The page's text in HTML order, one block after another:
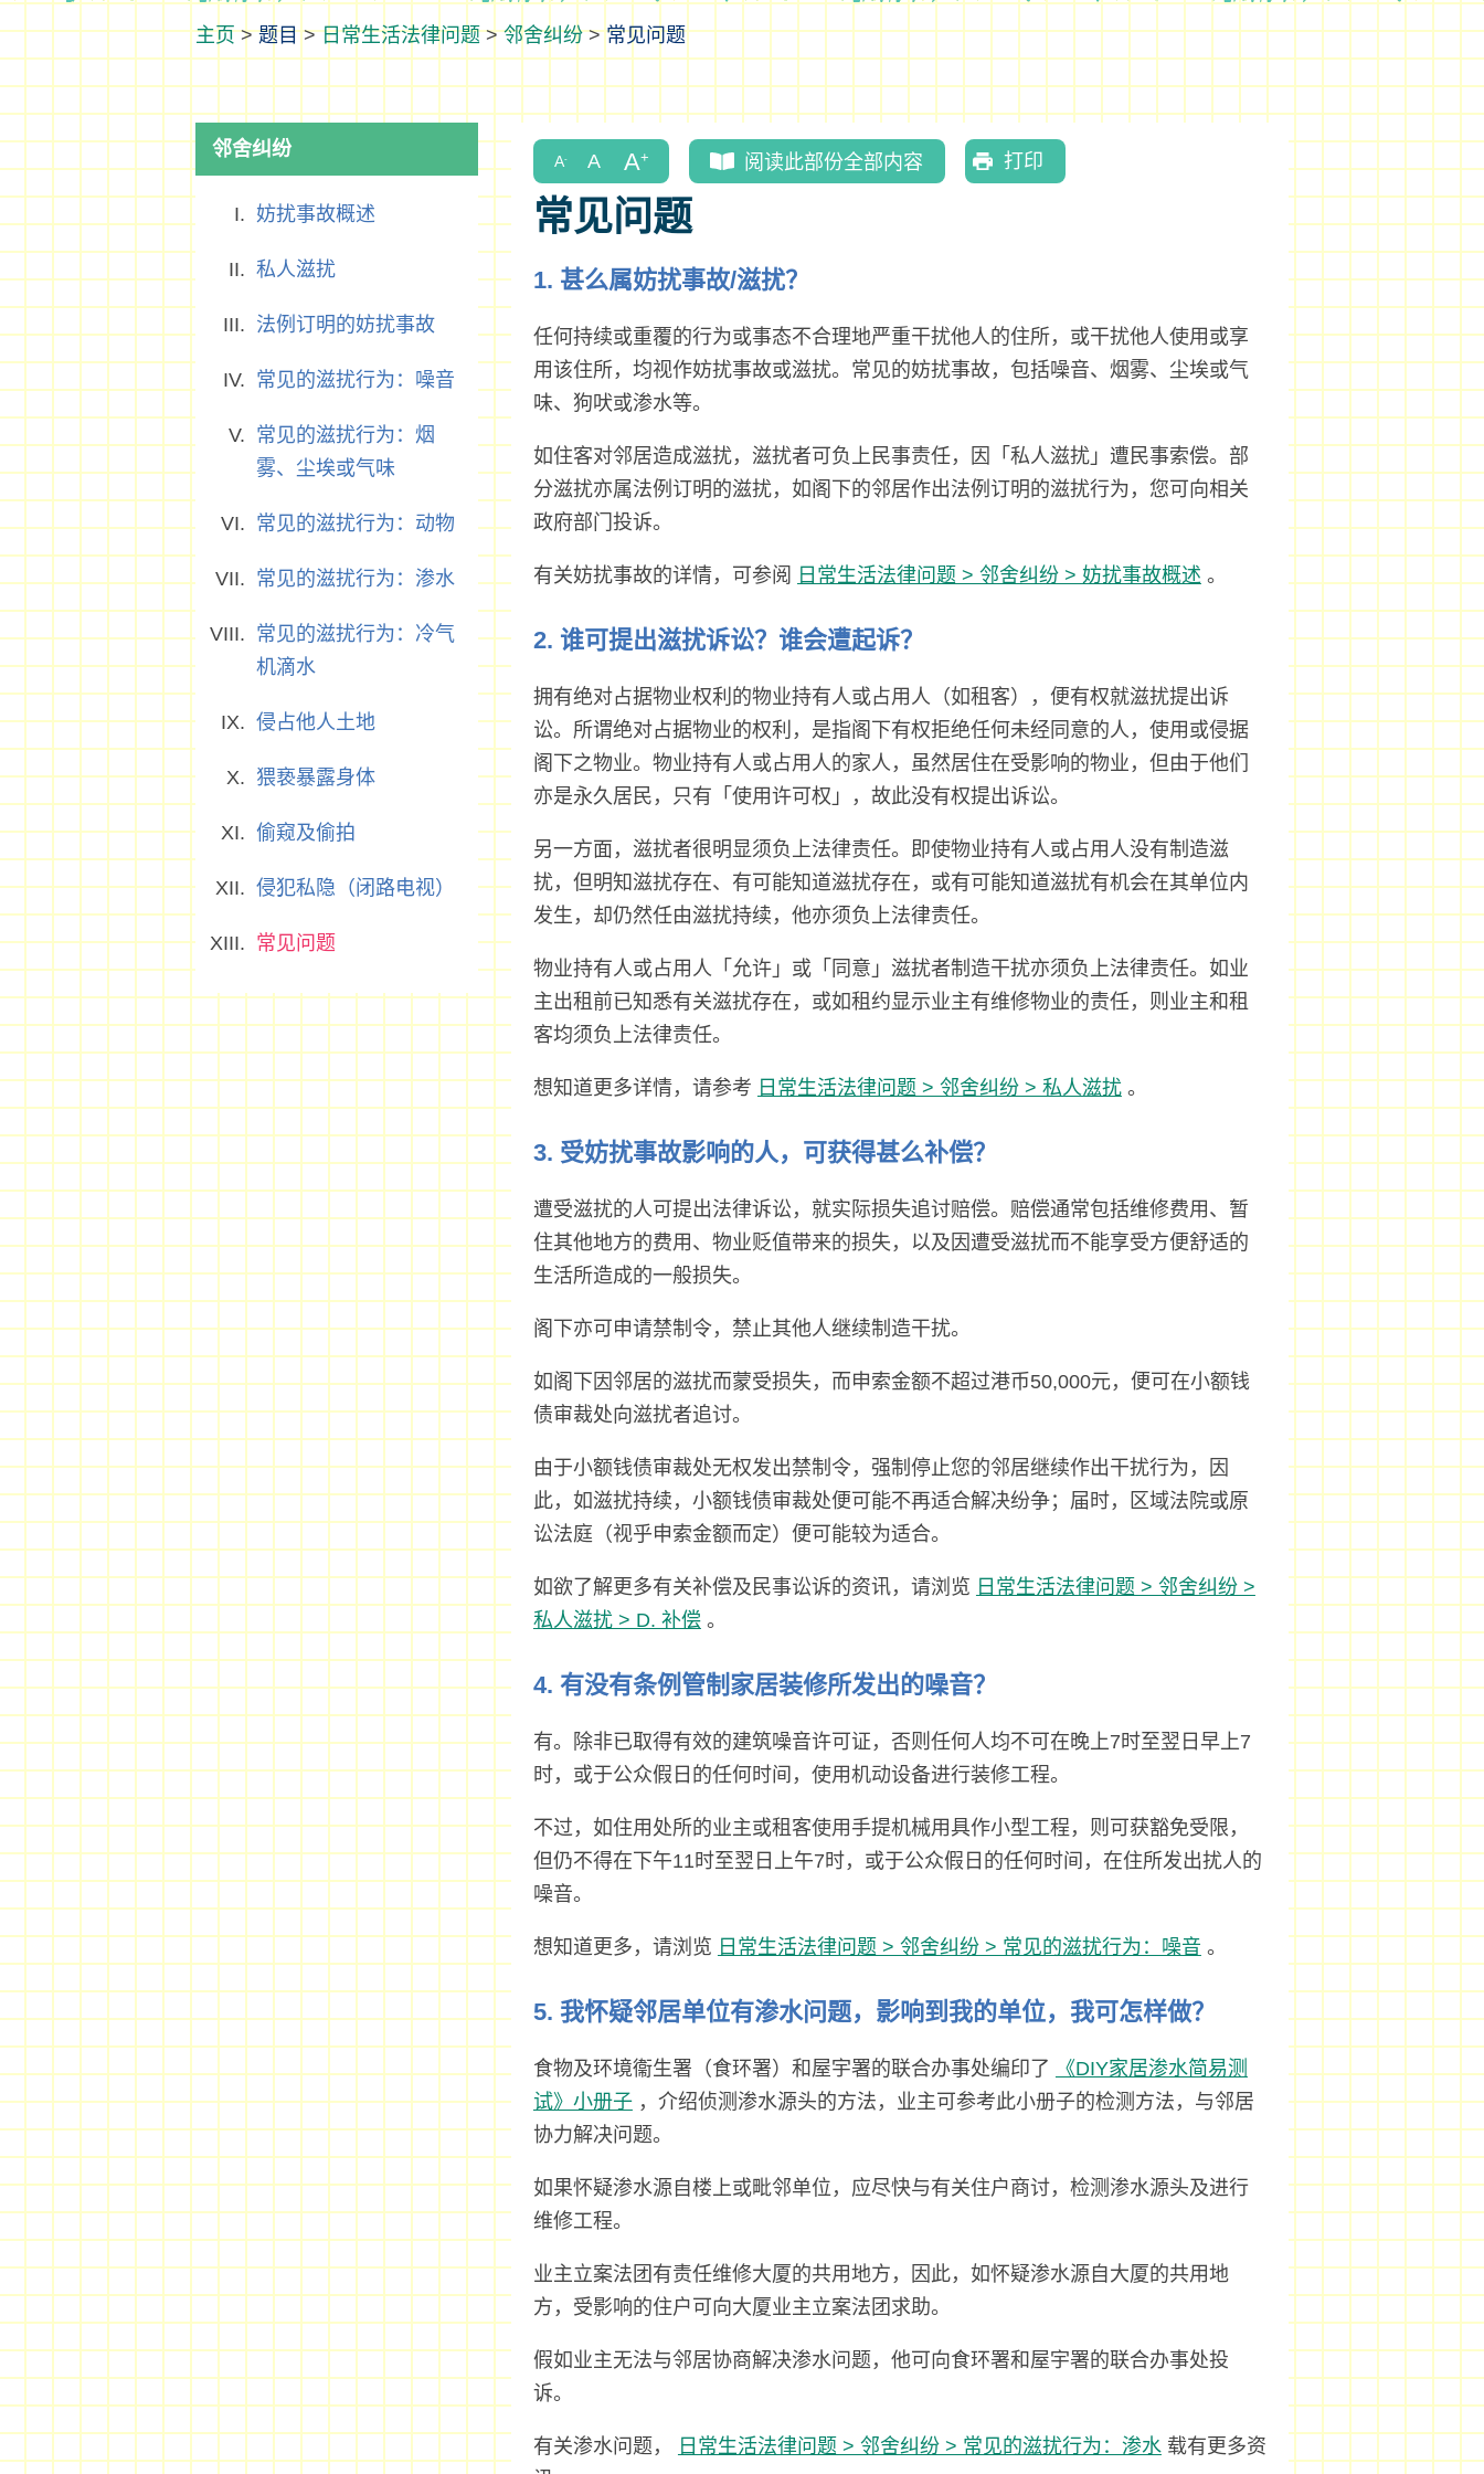
>题目>日常生活法律问题>邻舍纠纷>常见问题
阅读此部份全部内容 打印
常见问题
1. 甚么属妨扰事故/滋扰？
任何持续或重覆的行为或事态不合理地严重干扰他人的住所，或干扰他人使用或享
用该住所，均视作妨扰事故或滋扰。常见的妨扰事故，包括噪音、烟雾、尘埃或气
味、狗吠或渗水等。
如住客对邻居造成滋扰，滋扰者可负上民事责任，因「私人滋扰」遭民事索偿。部
分滋扰亦属法例订明的滋扰，如阁下的邻居作出法例订明的滋扰行为，您可向相关
政府部门投诉。
有关妨扰事故的详情，可参阅 日常生活法律问题 > 邻舍纠纷 > 妨扰事故概述 。
2. 谁可提出滋扰诉讼？谁会遭起诉？
拥有绝对占据物业权利的物业持有人或占用人（如租客），便有权就滋扰提出诉
讼。所谓绝对占据物业的权利，是指阁下有权拒绝任何未经同意的人，使用或侵据
阁下之物业。物业持有人或占用人的家人，虽然居住在受影响的物业，但由于他们
亦是永久居民，只有「使用许可权」，故此没有权提出诉讼。
另一方面，滋扰者很明显须负上法律责任。即使物业持有人或占用人没有制造滋
扰，但明知滋扰存在、有可能知道滋扰存在，或有可能知道滋扰有机会在其单位内
发生，却仍然任由滋扰持续，他亦须负上法律责任。
物业持有人或占用人「允许」或「同意」滋扰者制造干扰亦须负上法律责任。如业
主出租前已知悉有关滋扰存在，或如租约显示业主有维修物业的责任，则业主和租
客均须负上法律责任。
想知道更多详情，请参考 日常生活法律问题 > 邻舍纠纷 > 私人滋扰。
3. 受妨扰事故影响的人，可获得甚么补偿？
遭受滋扰的人可提出法律诉讼，就实际损失追讨赔偿。赔偿通常包括维修费用、暂
住其他地方的费用、物业贬值带来的损失，以及因遭受滋扰而不能享受方便舒适的
生活所造成的一般损失。
阁下亦可申请禁制令，禁止其他人继续制造干扰。
如阁下因邻居的滋扰而蒙受损失，而申索金额不超过港币50,000元，便可在小额钱
债审裁处向滋扰者追讨。
由于小额钱债审裁处无权发出禁制令，强制停止您的邻居继续作出干扰行为，因
此，如滋扰持续，小额钱债审裁处便可能不再适合解决纷争；届时，区域法院或原
讼法庭（视乎申索金额而定）便可能较为适合。
如欲了解更多有关补偿及民事讼诉的资讯，请浏览 日常生活法律问题 > 邻舍纠纷 >
私人滋扰 > D. 补偿。
4. 有没有条例管制家居装修所发出的噪音？
有。除非已取得有效的建筑噪音许可证，否则任何人均不可在晚上7时至翌日早上7
时，或于公众假日的任何时间，使用机动设备进行装修工程。
不过，如住用处所的业主或租客使用手提机械用具作小型工程，则可获豁免受限，
但仍不得在下午11时至翌日上午7时，或于公众假日的任何时间，在住所发出扰人的
噪音。
想知道更多，请浏览 日常生活法律问题 > 邻舍纠纷 > 常见的滋扰行为：噪音 。
5. 我怀疑邻居单位有渗水问题，影响到我的单位，我可怎样做？
食物及环境衞生署（食环署）和屋宇署的联合办事处编印了
《DIY家居渗水简易测
试》小册子，介绍侦测渗水源头的方法，业主可参考此小册子的检测方法，与邻居
协力解决问题。
如果怀疑渗水源自楼上或毗邻单位，应尽快与有关住户商讨，检测渗水源头及进行
维修工程。
业主立案法团有责任维修大厦的共用地方，因此，如怀疑渗水源自大厦的共用地
方，受影响的住户可向大厦业主立案法团求助。
假如业主无法与邻居协商解决渗水问题，他可向食环署和屋宇署的联合办事处投
诉。
有关渗水问题， 日常生活法律问题 > 邻舍纠纷 > 常见的滋扰行为：渗水载有更多资
邻舍纠纷
妨扰事故概述
私人滋扰
法例订明的妨扰事故
常见的滋扰行为：噪音
常见的滋扰行为：烟
雾、尘埃或气味
常见的滋扰行为：动物
常见的滋扰行为：渗水
常见的滋扰行为：冷气
机滴水
侵占他人土地
猥亵暴露身体
偷窥及偷拍
侵犯私隐（闭路电视）
常见问题